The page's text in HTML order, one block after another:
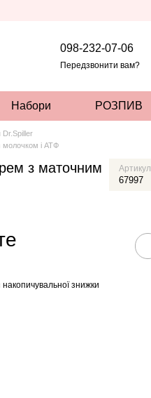
098-232-07-06
Передзвонити вам?
Набори РОЗПИВ
молочком і АТФ
з маточним
Артикул
67997
знижки